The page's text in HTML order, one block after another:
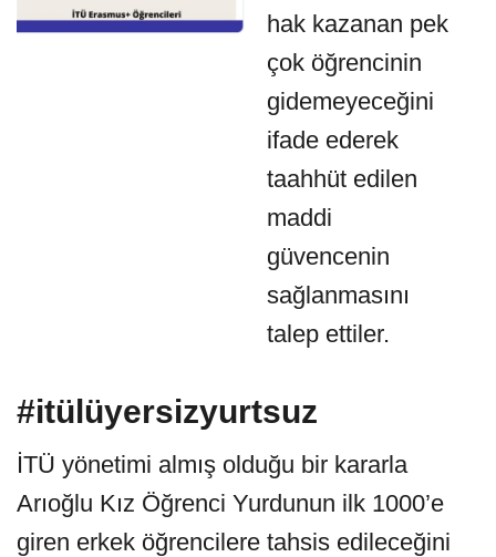
hak kazanan pek
çok öğrencinin
gidemeyeceğini
ifade ederek
taahhüt edilen
maddi
güvencenin
sağlanmasını
talep ettiler.
#itülüyersizyurtsuz
İTÜ yönetimi almış olduğu bir kararla
Arıoğlu Kız Öğrenci Yurdunun ilk 1000’e
giren erkek öğrencilere tahsis edileceğini